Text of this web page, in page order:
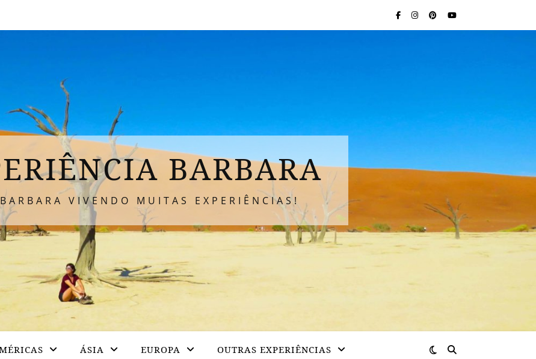
BARBARA
VIVENDO MUITAS EXPERIÊNCIAS!
ÁSIA EUROPA OUTRAS EXPERIÊNCIAS